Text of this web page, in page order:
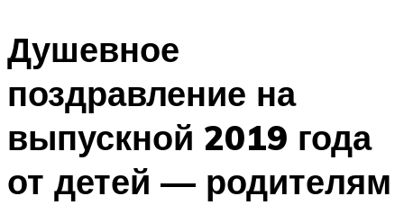
Душевное
поздравление на
выпускной 2019 года
от детей — родителям